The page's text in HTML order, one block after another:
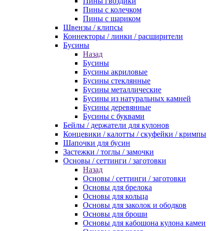
Пины с колечком
Пины с шариком
Швензы / клипсы
Коннекторы / линки / расширители
Бусины
Назад
Бусины
Бусины акриловые
Бусины стеклянные
Бусины металлические
Бусины из натуральных камней
Бусины деревянные
Бусины с буквами
Бейлы / держатели для кулонов
Концевики / калотты / скуфейки / кримпы
Шапочки для бусин
Застежки / тоглы / замочки
Основы / сеттинги / заготовки
Назад
Основы / сеттинги / заготовки
Основы для брелока
Основы для кольца
Основы для заколок и ободков
Основы для броши
Основы для кабошона кулона камеи